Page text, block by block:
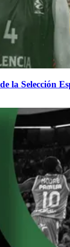
la Selección